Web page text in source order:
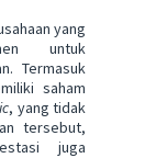
yang
untuk
Termasuk
saham
, yang tidak
tersebut,
juga